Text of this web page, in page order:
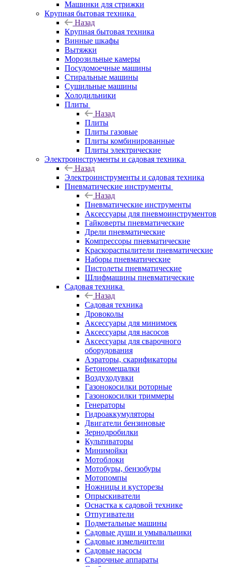
Машинки для стрижки
Крупная бытовая техника
Назад
Крупная бытовая техника
Винные шкафы
Вытяжки
Морозильные камеры
Посудомоечные машины
Стиральные машины
Сушильные машины
Холодильники
Плиты
Назад
Плиты
Плиты газовые
Плиты комбинированные
Плиты электрические
Электроинструменты и садовая техника
Назад
Электроинструменты и садовая техника
Пневматические инструменты
Назад
Пневматические инструменты
Аксессуары для пневмоинструментов
Гайковерты пневматические
Дрели пневматические
Компрессоры пневматические
Краскораспылители пневматические
Наборы пневматические
Пистолеты пневматические
Шлифмашины пневматические
Садовая техника
Назад
Садовая техника
Дровоколы
Аксессуары для минимоек
Аксессуары для насосов
Аксессуары для сварочного
оборудования
Аэраторы, скарификаторы
Бетономешалки
Воздуходувки
Газонокосилки роторные
Газонокосилки триммеры
Генераторы
Гидроаккумуляторы
Двигатели бензиновые
Зернодробилки
Культиваторы
Минимойки
Мотоблоки
Мотобуры, бензобуры
Мотопомпы
Ножницы и кусторезы
Опрыскиватели
Оснастка к садовой технике
Отпугиватели
Подметальные машины
Садовые души и умывальники
Садовые измельчители
Садовые насосы
Сварочные аппараты